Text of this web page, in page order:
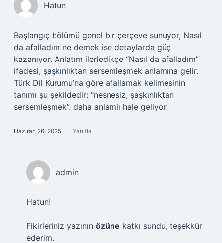
Hatun
Başlangıç bölümü genel bir çerçeve sunuyor, Nasıl
da afalladım ne demek ise detaylarda güç
kazanıyor. Anlatım ilerledikçe “Nasıl da afalladım”
ifadesi, şaşkınlıktan sersemleşmek anlamına gelir.
Türk Dil Kurumu’na göre afallamak kelimesinin
tanımı şu şekildedir: “nesnesiz, şaşkınlıktan
sersemleşmek”. daha anlamlı hale geliyor.
Haziran 26, 2025 Yanıtla
admin
Hatun!
Fikirleriniz yazının özüne katkı sundu, teşekkür
ederim.